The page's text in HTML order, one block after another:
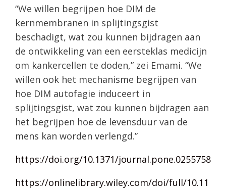
“We willen begrijpen hoe DIM de
kernmembranen in splijtingsgist
beschadigt, wat zou kunnen bijdragen aan
de ontwikkeling van een eersteklas medicijn
om kankercellen te doden,” zei Emami. “We
willen ook het mechanisme begrijpen van
hoe DIM autofagie induceert in
splijtingsgist, wat zou kunnen bijdragen aan
het begrijpen hoe de levensduur van de
mens kan worden verlengd.”
https://doi.org/10.1371/journal.pone.0255758
https://onlinelibrary.wiley.com/doi/full/10.11